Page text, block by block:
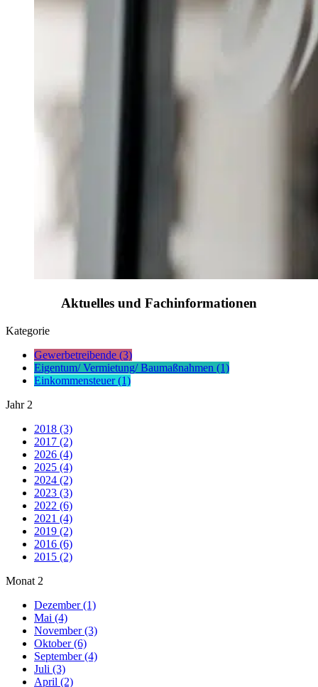
Aktuelles und Fachinformationen
Kategorie
Gewerbetreibende (3)
Eigentum/ Vermietung/ Baumaßnahmen (1)
Einkommensteuer (1)
Jahr 2
2018 (3)
2017 (2)
2026 (4)
2025 (4)
2024 (2)
2023 (3)
2022 (6)
2021 (4)
2019 (2)
2016 (6)
2015 (2)
Monat 2
Dezember (1)
Mai (4)
November (3)
Oktober (6)
September (4)
Juli (3)
April (2)